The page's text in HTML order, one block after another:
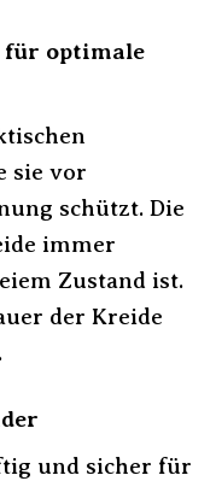
für optimale
sie vor
schützt. Die
immer
Zustand ist.
der Kreide
und sicher für